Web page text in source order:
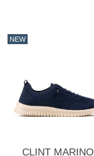
NEW
CLINT MARINO